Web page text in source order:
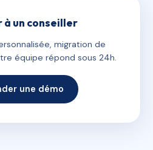
à un conseiller
migration de
équipe répond sous 24h.
une démo